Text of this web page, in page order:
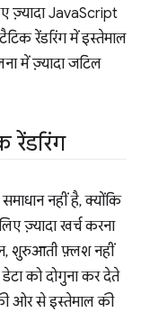
ज़्यादा JavaScript
रेंडरिंग में इस्तेमाल
में ज़्यादा जटिल
रेंडरिंग
नहीं है, क्योंकि
ज़्यादा खर्च करना
शुरुआती फ़्लश नहीं
को दोगुना कर देते
ओर से इस्तेमाल की